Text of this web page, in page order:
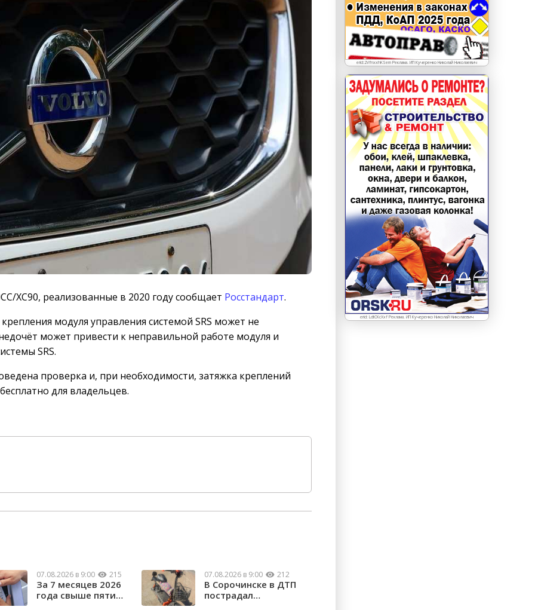
XC90, реализованные в 2020 году сообщает Росстандарт.
модуля управления системой SRS может не
может привести к неправильной работе модуля и
SRS.
проверка и, при необходимости, затяжка креплений
для владельцев.
07.08.2026 в 9:00 215
За 7 месяцев 2026
года свыше пяти
07.08.2026 в 9:00 212
В Сорочинске в ДТП
пострадал
erid:2VfnxxhKSem Реклама. ИП Кучеренко Николай Николаевич
erid: LdtCKcXxf Реклама. ИП Кучеренко Николай Николаевич